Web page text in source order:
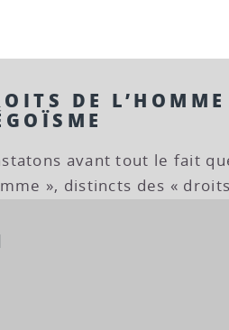
DE
avant tout le fait
», distincts des «